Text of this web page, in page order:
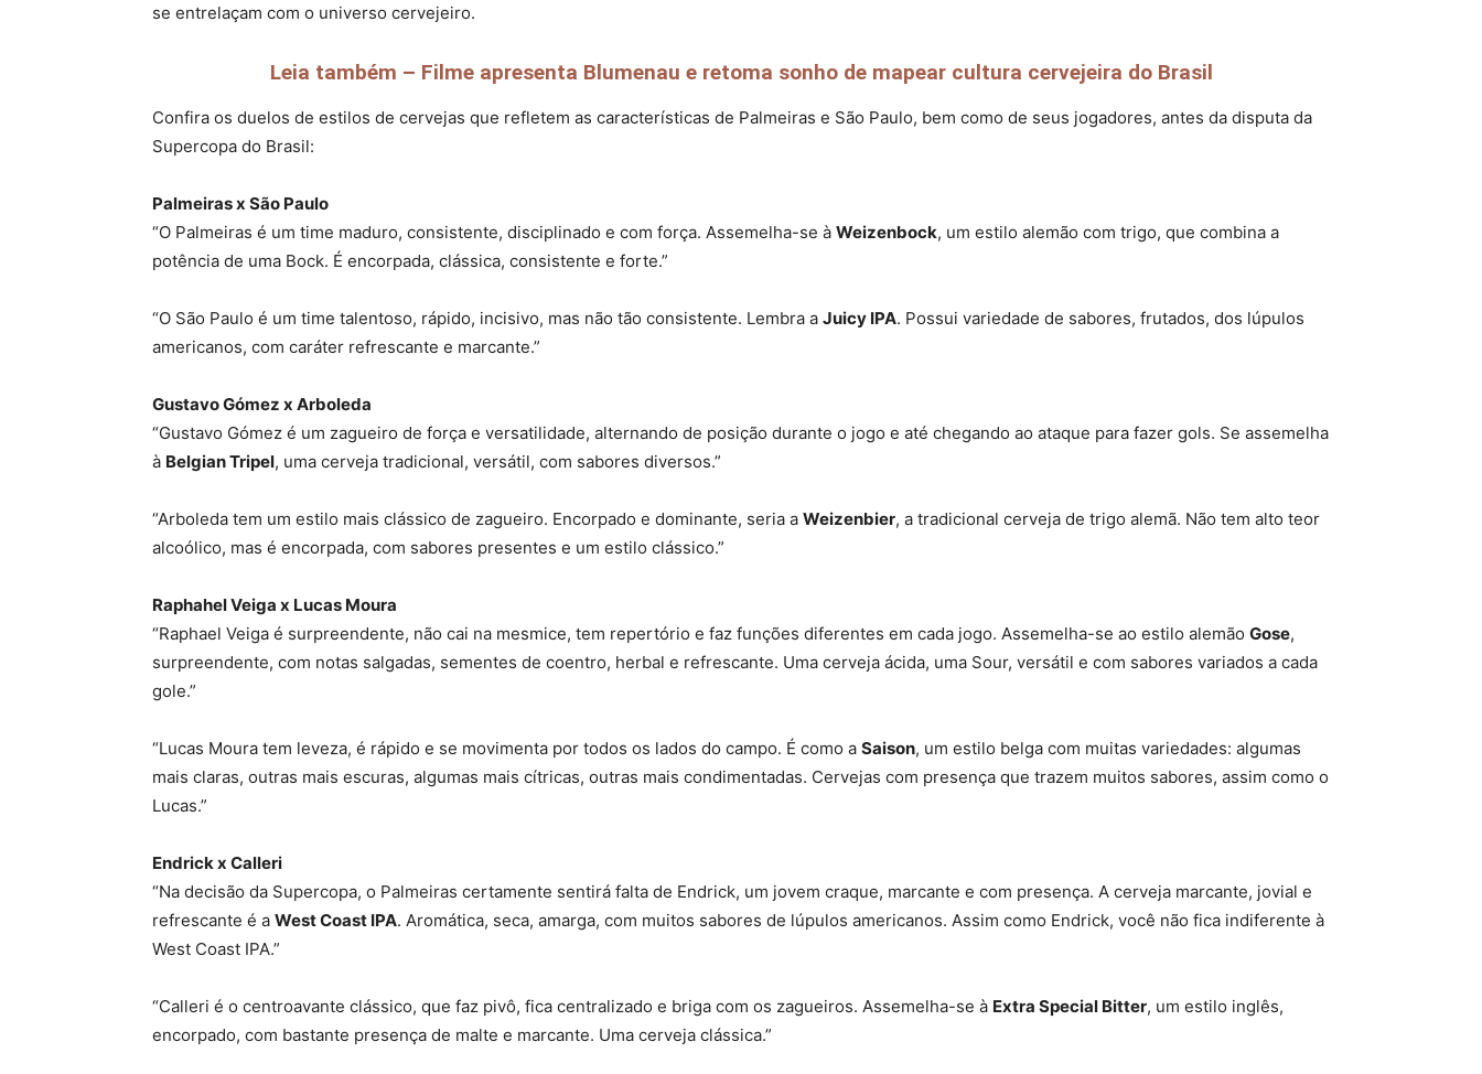
se entrelaçam com o universo cervejeiro.
Leia também – Filme apresenta Blumenau e retoma sonho de mapear cultura cervejeira do Brasil
Confira os duelos de estilos de cervejas que refletem as características de Palmeiras e São Paulo, bem como de seus jogadores, antes da disputa da
Supercopa do Brasil:
Palmeiras x São Paulo
“O Palmeiras é um time maduro, consistente, disciplinado e com força. Assemelha-se à Weizenbock, um estilo alemão com trigo, que combina a
potência de uma Bock. É encorpada, clássica, consistente e forte.”
“O São Paulo é um time talentoso, rápido, incisivo, mas não tão consistente. Lembra a Juicy IPA. Possui variedade de sabores, frutados, dos lúpulos
americanos, com caráter refrescante e marcante.”
Gustavo Gómez x Arboleda
“Gustavo Gómez é um zagueiro de força e versatilidade, alternando de posição durante o jogo e até chegando ao ataque para fazer gols. Se assemelha
à Belgian Tripel, uma cerveja tradicional, versátil, com sabores diversos.”
“Arboleda tem um estilo mais clássico de zagueiro. Encorpado e dominante, seria a Weizenbier, a tradicional cerveja de trigo alemã. Não tem alto teor
alcoólico, mas é encorpada, com sabores presentes e um estilo clássico.”
Raphahel Veiga x Lucas Moura
“Raphael Veiga é surpreendente, não cai na mesmice, tem repertório e faz funções diferentes em cada jogo. Assemelha-se ao estilo alemão Gose,
surpreendente, com notas salgadas, sementes de coentro, herbal e refrescante. Uma cerveja ácida, uma Sour, versátil e com sabores variados a cada
gole.”
“Lucas Moura tem leveza, é rápido e se movimenta por todos os lados do campo. É como a Saison, um estilo belga com muitas variedades: algumas
mais claras, outras mais escuras, algumas mais cítricas, outras mais condimentadas. Cervejas com presença que trazem muitos sabores, assim como o
Lucas.”
Endrick x Calleri
“Na decisão da Supercopa, o Palmeiras certamente sentirá falta de Endrick, um jovem craque, marcante e com presença. A cerveja marcante, jovial e
refrescante é a West Coast IPA. Aromática, seca, amarga, com muitos sabores de lúpulos americanos. Assim como Endrick, você não fica indiferente à
West Coast IPA.”
“Calleri é o centroavante clássico, que faz pivô, fica centralizado e briga com os zagueiros. Assemelha-se à Extra Special Bitter, um estilo inglês,
encorpado, com bastante presença de malte e marcante. Uma cerveja clássica.”